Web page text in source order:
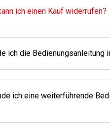
ich einen Kauf widerrufen?
ich die Bedienungsanleitung
ich eine weiterführende